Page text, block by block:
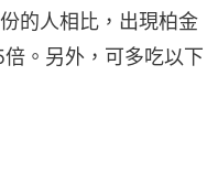
的人相比，出現柏金
。另外，可多吃以下